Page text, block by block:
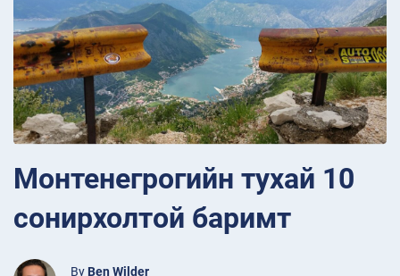
Монтенегрогийн тухай 10
сонирхолтой баримт
By Ben Wilder